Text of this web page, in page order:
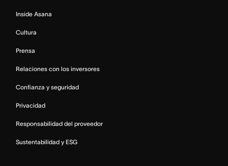
Inside Asana
Cultura
Prensa
Relaciones con los inversores
Confianza y seguridad
Privacidad
Responsabilidad del proveedor
Sustentabilidad y ESG